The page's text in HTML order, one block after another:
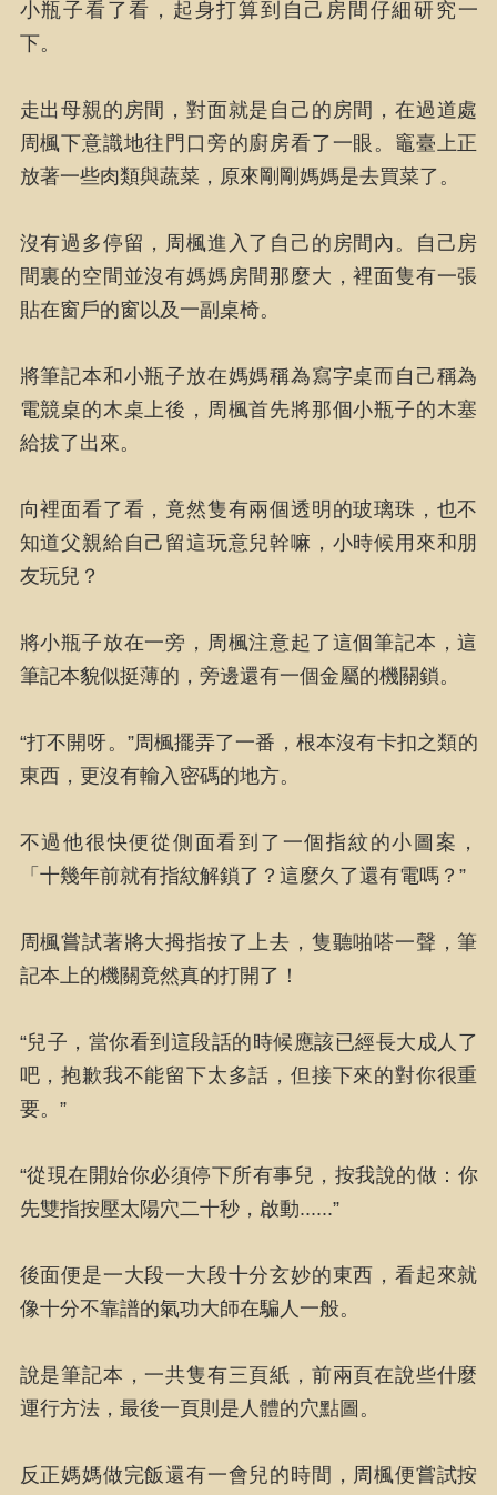
小瓶子看了看，起身打算到自己房間仔細研究一
下。
走出母親的房間，對面就是自己的房間，在過道處
周楓下意識地往門口旁的廚房看了一眼。竈臺上正
放著一些肉類與蔬菜，原來剛剛媽媽是去買菜了。
沒有過多停留，周楓進入了自己的房間內。自己房
間裏的空間並沒有媽媽房間那麼大，裡面隻有一張
貼在窗戶的窗以及一副桌椅。
將筆記本和小瓶子放在媽媽稱為寫字桌而自己稱為
電競桌的木桌上後，周楓首先將那個小瓶子的木塞
給拔了出來。
向裡面看了看，竟然隻有兩個透明的玻璃珠，也不
知道父親給自己留這玩意兒幹嘛，小時候用來和朋
友玩兒？
將小瓶子放在一旁，周楓注意起了這個筆記本，這
筆記本貌似挺薄的，旁邊還有一個金屬的機關鎖。
“打不開呀。”周楓擺弄了一番，根本沒有卡扣之類的
東西，更沒有輸入密碼的地方。
不過他很快便從側面看到了一個指紋的小圖案，
「十幾年前就有指紋解鎖了？這麼久了還有電嗎？”
周楓嘗試著將大拇指按了上去，隻聽啪嗒一聲，筆
記本上的機關竟然真的打開了！
“兒子，當你看到這段話的時候應該已經長大成人了
吧，抱歉我不能留下太多話，但接下來的對你很重
要。”
“從現在開始你必須停下所有事兒，按我說的做：你
先雙指按壓太陽穴二十秒，啟動......”
後面便是一大段一大段十分玄妙的東西，看起來就
像十分不靠譜的氣功大師在騙人一般。
說是筆記本，一共隻有三頁紙，前兩頁在說些什麼
運行方法，最後一頁則是人體的穴點圖。
反正媽媽做完飯還有一會兒的時間，周楓便嘗試按